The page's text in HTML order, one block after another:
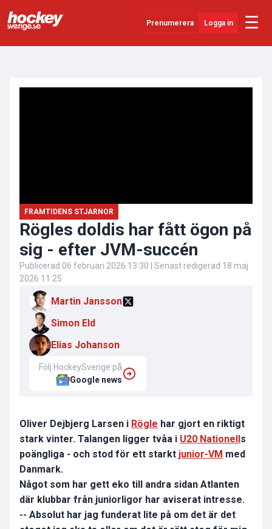
Prenumerera Logga in ☰
FRAMTIDENS STJARNOR
Rögles doldis har fått ögon på
sig - efter JVM-succén
Publicerad 06 februari 2026 13:30 | Senast redigerad 18 maj
2026 11:25
Martin Jansson
Simon Eld
Elias Johanson
Följ HockeySverige på
Google news
Oliver Dejbjerg Larsen i Rögle har gjort en riktigt
stark vinter. Talangen ligger tvåa i U20 Nationell s
poängliga - och stod för ett starkt junior-VM med
Danmark.
Något som har gett eko till andra sidan Atlanten
där klubbar från juniorligor har aviserat intresse.
-- Absolut har jag funderat lite på om det är det